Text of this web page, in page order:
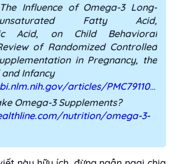
The Influence of Omega-3 Long-
Fatty Acid,
Acid, on Child Behavioral
of Randomized Controlled
in Pregnancy, the
Infancy
https://pmc.ncbi.nlm.nih.gov/articles/PMC7911027/
Omega-3 Supplements?
nutrition/omega-3-